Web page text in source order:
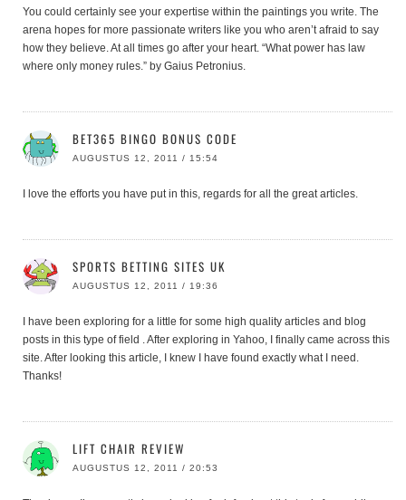
You could certainly see your expertise within the paintings you write. The
arena hopes for more passionate writers like you who aren’t afraid to say
how they believe. At all times go after your heart. “What power has law
where only money rules.” by Gaius Petronius.
BET365 BINGO BONUS CODE
AUGUSTUS 12, 2011 / 15:54
I love the efforts you have put in this, regards for all the great articles.
SPORTS BETTING SITES UK
AUGUSTUS 12, 2011 / 19:36
I have been exploring for a little for some high quality articles and blog
posts in this type of field . After exploring in Yahoo, I finally came across this
site. After looking this article, I knew I have found exactly what I need.
Thanks!
LIFT CHAIR REVIEW
AUGUSTUS 12, 2011 / 20:53